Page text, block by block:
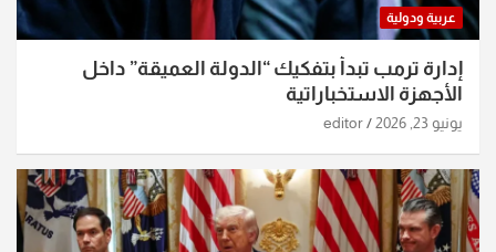
عربية ودولية
إدارة ترمب تبدأ بتفكيك “الدولة العميقة” داخل
الأجهزة الاستخباراتية
يونيو 23, 2026 editor